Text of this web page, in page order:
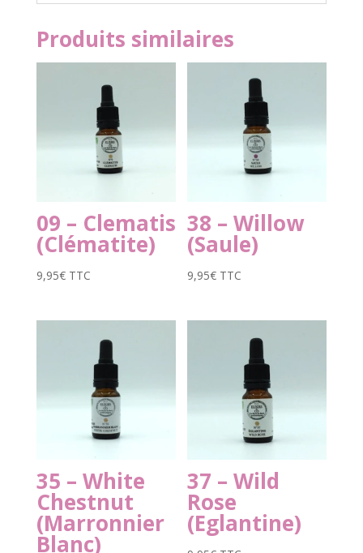
Produits similaires
09 – Clematis
(Clématite)
9,95€ TTC
38 – Willow
(Saule)
9,95€ TTC
35 – White
Chestnut
(Marronnier
Blanc)
37 – Wild
Rose
(Eglantine)